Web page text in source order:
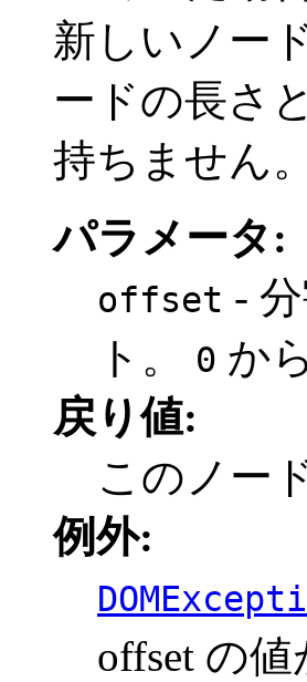
新しいノー
ードの長さ
持ちません。
パラメータ:
offset -
ト。
0 か
戻り値:
このノー
例外:
offset の